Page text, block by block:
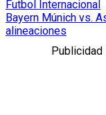
Futbol Internacional
Bayern Múnich vs.
alineaciones
Publicidad